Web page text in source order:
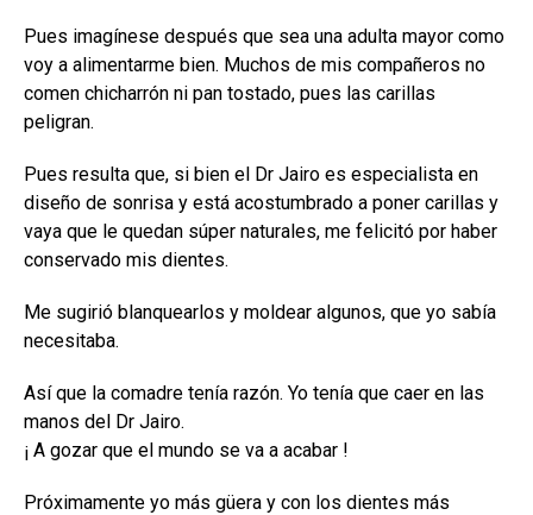
Pues imagínese después que sea una adulta mayor como
voy a alimentarme bien. Muchos de mis compañeros no
comen chicharrón ni pan tostado, pues las carillas
peligran.
Pues resulta que, si bien el Dr Jairo es especialista en
diseño de sonrisa y está acostumbrado a poner carillas y
vaya que le quedan súper naturales, me felicitó por haber
conservado mis dientes.
Me sugirió blanquearlos y moldear algunos, que yo sabía
necesitaba.
Así que la comadre tenía razón. Yo tenía que caer en las
manos del Dr Jairo.
¡ A gozar que el mundo se va a acabar !
Próximamente yo más güera y con los dientes más